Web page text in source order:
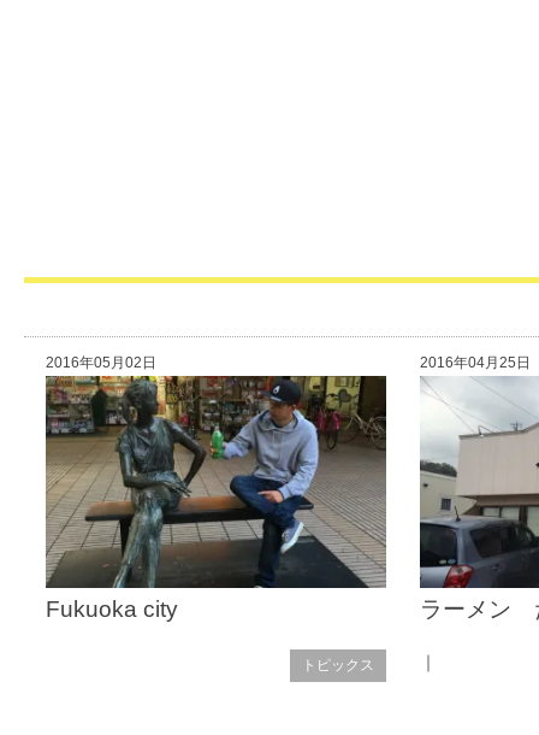
2016年05月02日
Fukuoka city
トピックス
2016年04月25日
ラーメン
｜